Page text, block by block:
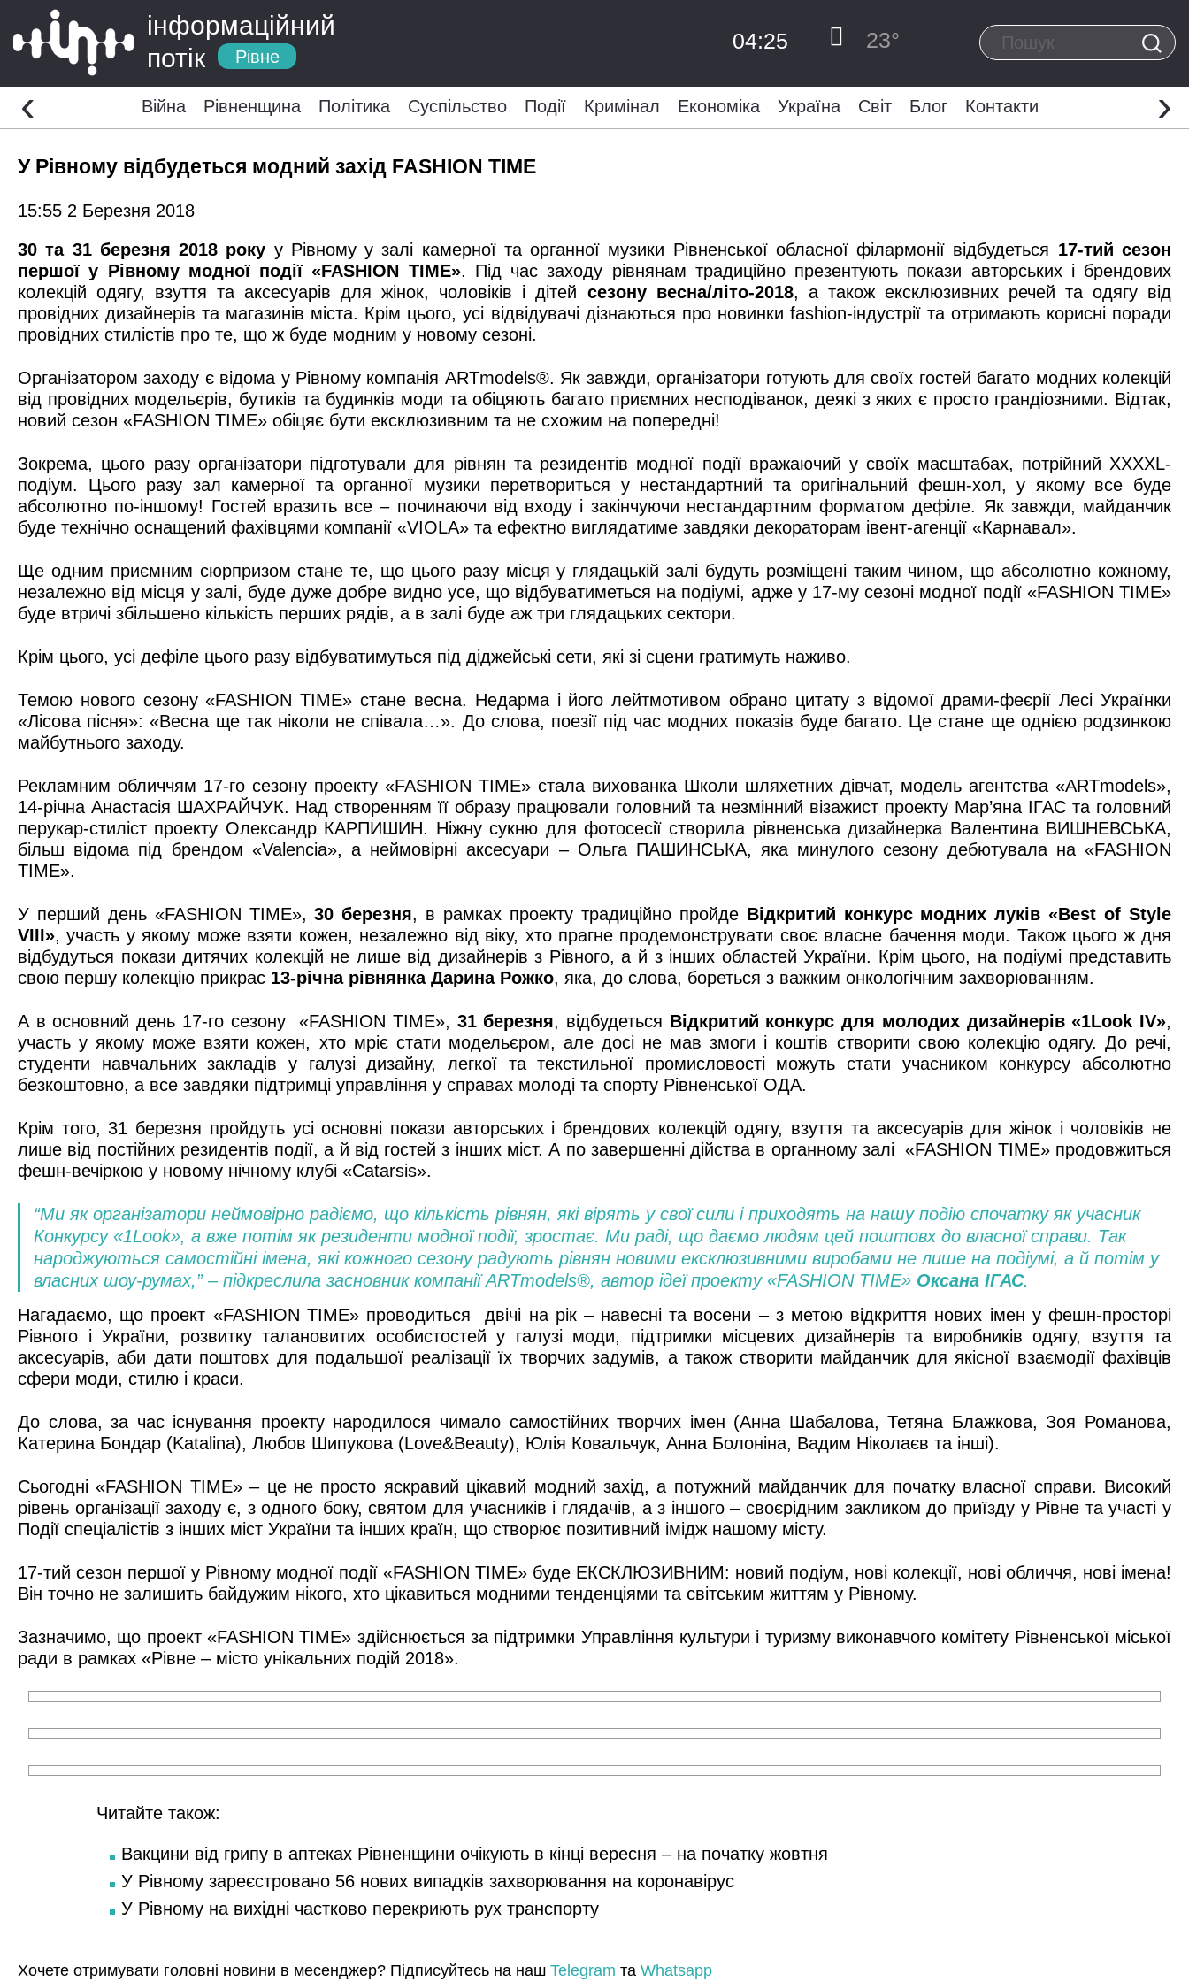
інформаційний
потік
Рівне
04:25 23°
Війна Рівненщина Політика Суспільство Події Кримінал Економіка Україна Світ Блог Контакти
‹ ›
У Рівному відбудеться модний захід FASHION TІME
15:55 2 Березня 2018
30 та 31 березня 2018 року у Рівному у залі камерної та органної музики Рівненської обласної філармонії відбудеться 17-тий сезон
першої у Рівному модної події «FASHION TІME». Під час заходу рівнянам традиційно презентують покази авторських і брендових
колекцій одягу, взуття та аксесуарів для жінок, чоловіків і дітей сезону весна/літо-2018, а також ексклюзивних речей та одягу від
провідних дизайнерів та магазинів міста. Крім цього, усі відвідувачі дізнаються про новинки fashion-індустрії та отримають корисні поради
провідних стилістів про те, що ж буде модним у новому сезоні.
Організатором заходу є відома у Рівному компанія ARTmodels®. Як завжди, організатори готують для своїх гостей багато модних колекцій
від провідних модельєрів, бутиків та будинків моди та обіцяють багато приємних несподіванок, деякі з яких є просто грандіозними. Відтак,
новий сезон «FASHION TІME» обіцяє бути ексклюзивним та не схожим на попередні!
Зокрема, цього разу організатори підготували для рівнян та резидентів модної події вражаючий у своїх масштабах, потрійний ХХХХL-
подіум. Цього разу зал камерної та органної музики перетвориться у нестандартний та оригінальний фешн-хол, у якому все буде
абсолютно по-іншому! Гостей вразить все – починаючи від входу і закінчуючи нестандартним форматом дефіле. Як завжди, майданчик
буде технічно оснащений фахівцями компанії «VIOLA» та ефектно виглядатиме завдяки декораторам івент-агенції «Карнавал».
Ще одним приємним сюрпризом стане те, що цього разу місця у глядацькій залі будуть розміщені таким чином, що абсолютно кожному,
незалежно від місця у залі, буде дуже добре видно усе, що відбуватиметься на подіумі, адже у 17-му сезоні модної події «FASHION TІME»
буде втричі збільшено кількість перших рядів, а в залі буде аж три глядацьких сектори.
Крім цього, усі дефіле цього разу відбуватимуться під діджейські сети, які зі сцени гратимуть наживо.
Темою нового сезону «FASHION TІME» стане весна. Недарма і його лейтмотивом обрано цитату з відомої драми-феєрії Лесі Українки
«Лісова пісня»: «Весна ще так ніколи не співала…». До слова, поезії під час модних показів буде багато. Це стане ще однією родзинкою
майбутнього заходу.
Рекламним обличчям 17-го сезону проекту «FASHION TIME» стала вихованка Школи шляхетних дівчат, модель агентства «ARTmodels»,
14-річна Анастасія ШАХРАЙЧУК. Над створенням її образу працювали головний та незмінний візажист проекту Мар’яна ІГАС та головний
перукар-стиліст проекту Олександр КАРПИШИН. Ніжну сукню для фотосесії створила рівненська дизайнерка Валентина ВИШНЕВСЬКА,
більш відома під брендом «Valencia», а неймовірні аксесуари – Ольга ПАШИНСЬКА, яка минулого сезону дебютувала на «FASHION
TIME».
У перший день «FASHION TIME»,30 березня, в рамках проекту традиційно пройде Відкритий конкурс модних луків «Best of Style
VIII», участь у якому може взяти кожен, незалежно від віку, хто прагне продемонструвати своє власне бачення моди. Також цього ж дня
відбудуться покази дитячих колекцій не лише від дизайнерів з Рівного, а й з інших областей України. Крім цього, на подіумі представить
свою першу колекцію прикрас 13-річна рівнянка Дарина Рожко, яка, до слова, бореться з важким онкологічним захворюванням.
А в основний день 17-го сезону «FASHION TIME», 31 березня, відбудеться Відкритий конкурс для молодих дизайнерів «1Look IV»,
участь у якому може взяти кожен, хто мріє стати модельєром, але досі не мав змоги і коштів створити свою колекцію одягу. До речі,
студенти навчальних закладів у галузі дизайну, легкої та текстильної промисловості можуть стати учасником конкурсу абсолютно
безкоштовно, а все завдяки підтримці управління у справах молоді та спорту Рівненської ОДА.
Крім того, 31 березня пройдуть усі основні покази авторських і брендових колекцій одягу, взуття та аксесуарів для жінок і чоловіків не
лише від постійних резидентів події, а й від гостей з інших міст. А по завершенні дійства в органному залі «FASHION TIME» продовжиться
фешн-вечіркою у новому нічному клубі «Catarsis».
“Ми як організатори неймовірно радіємо, що кількість рівнян, які вірять у свої сили і приходять на нашу подію спочатку як учасник
Конкурсу «1Look», а вже потім як резиденти модної події, зростає. Ми раді, що даємо людям цей поштовх до власної справи. Так
народжуються самостійні імена, які кожного сезону радують рівнян новими ексклюзивними виробами не лише на подіумі, а й потім у
власних шоу-румах,” – підкреслила засновник компанії ARTmodels®, автор ідеї проекту «FASHION TIME» Оксана ІГАС.
Нагадаємо, що проект «FASHION TIME» проводиться двічі на рік – навесні та восени – з метою відкриття нових імен у фешн-просторі
Рівного і України, розвитку талановитих особистостей у галузі моди, підтримки місцевих дизайнерів та виробників одягу, взуття та
аксесуарів, аби дати поштовх для подальшої реалізації їх творчих задумів, а також створити майданчик для якісної взаємодії фахівців
сфери моди, стилю і краси.
До слова, за час існування проекту народилося чимало самостійних творчих імен (Анна Шабалова, Тетяна Блажкова, Зоя Романова,
Катерина Бондар (Katalina), Любов Шипукова (Love&Beauty), Юлія Ковальчук, Анна Болоніна, Вадим Ніколаєв та інші).
Сьогодні «FASHION TIME» – це не просто яскравий цікавий модний захід, а потужний майданчик для початку власної справи. Високий
рівень організації заходу є, з одного боку, святом для учасників і глядачів, а з іншого – своєрідним закликом до приїзду у Рівне та участі у
Події спеціалістів з інших міст України та інших країн, що створює позитивний імідж нашому місту.
17-тий сезон першої у Рівному модної події «FASHION TIME» буде ЕКСКЛЮЗИВНИМ: новий подіум, нові колекції, нові обличчя, нові імена!
Він точно не залишить байдужим нікого, хто цікавиться модними тенденціями та світським життям у Рівному.
Зазначимо, що проект «FASHION TIME» здійснюється за підтримки Управління культури і туризму виконавчого комітету Рівненської міської
ради в рамках «Рівне – місто унікальних подій 2018».
Читайте також:
Вакцини від грипу в аптеках Рівненщини очікують в кінці вересня – на початку жовтня
У Рівному зареєстровано 56 нових випадків захворювання на коронавірус
У Рівному на вихідні частково перекриють рух транспорту
Хочете отримувати головні новини в месенджер? Підписуйтесь на наш Telegram та Whatsapp